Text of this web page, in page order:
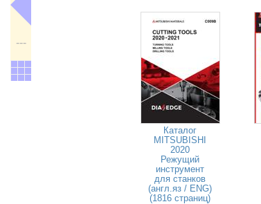
Каталог
MITSUBISHI
2020
Режущий
инструмент
для станков
(англ.яз / ENG)
(1816 страниц)
---